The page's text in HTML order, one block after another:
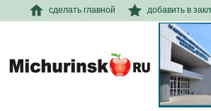
сделать главной добавить в